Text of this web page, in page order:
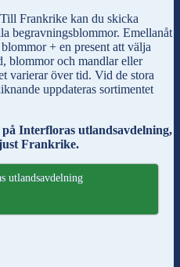
Frankrike kan du skicka
begravningsblommor. Emellanåt
+ en present att välja
blommor och mandlar eller
varierar över tid. Vid de stora
uppdateras sortimentet
Interfloras utlandsavdelning,
Frankrike.
utlandsavdelning